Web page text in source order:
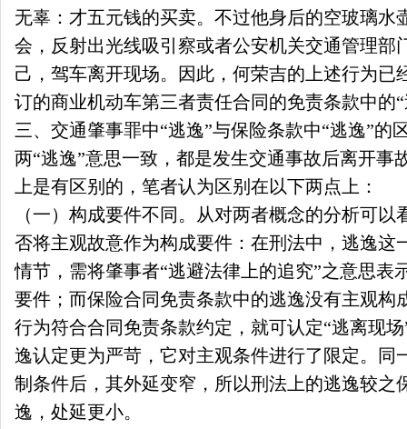
无辜：才五元钱的买卖。不过他身后的空玻璃水
会，反射出光线吸引察或者公安机关交通管理部
己，驾车离开现场。因此，何荣吉的上述行为已
订的商业机动车第三者责任合同的免责条款中的
三、交通肇事罪中“逃逸”与保险条款中“逃逸”的
两“逃逸”意思一致，都是发生交通事故后离开事
上是有区别的，笔者认为区别在以下两点上：
（一）构成要件不同。从对两者概念的分析可
否将主观故意作为构成要件：在刑法中，逃逸这
情节，需将肇事者“逃避法律上的追究”之意思表
要件；而保险合同免责条款中的逃逸没有主观构
行为符合合同免责条款约定，就可认定“逃离现
逸认定更为严苛，它对主观条件进行了限定。同
制条件后，其外延变窄，所以刑法上的逃逸较之
逸，处延更小。